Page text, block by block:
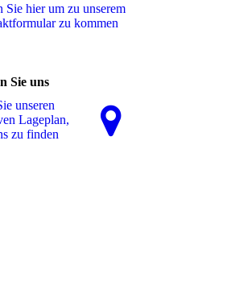
Sie hier um zu unserem
zu kommen
Sie uns
unseren
La­ge­plan,
zu finden